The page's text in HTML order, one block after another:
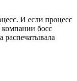
И если процесс
босс
распечатывала